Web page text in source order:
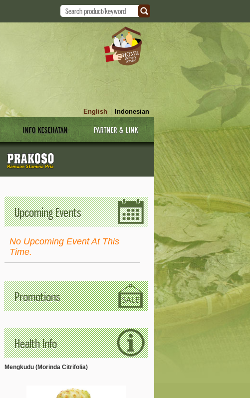
English Indonesian
INFO KESEHATAN PARTNER & LINK
Upcoming Events
No Upcoming Event At This
Time.
Promotions
Health Info
Mengkudu (Morinda Citrifolia)